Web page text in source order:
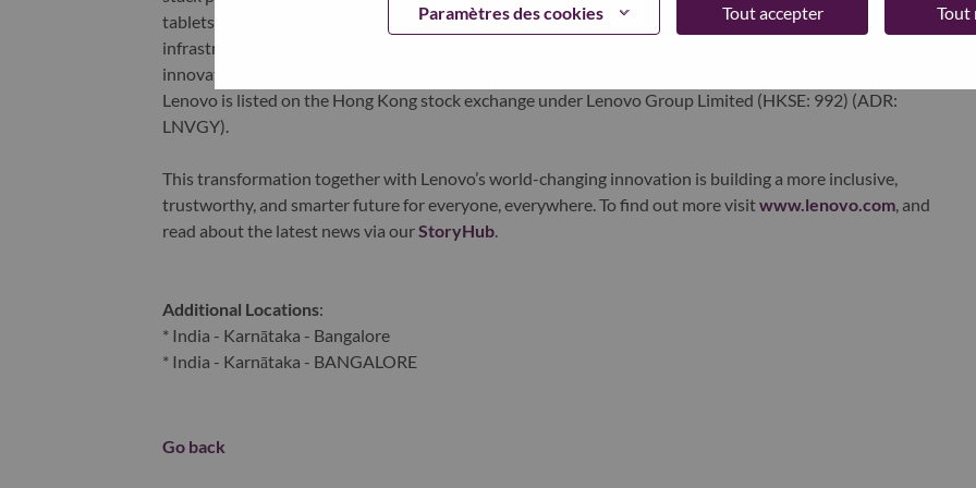
Paramètres des cookies Tout accepter Tout
tablets), infrastructure (server, storage, edge, high performance computing and software defined
infrastructure), software, solutions, and services. Lenovo’s continued investment in world-changing
innovation is building a more equitable, trustworthy, and smarter future for everyone, everywhere.
Lenovo is listed on the Hong Kong stock exchange under Lenovo Group Limited (HKSE: 992) (ADR:
LNVGY).
This transformation together with Lenovo’s world-changing innovation is building a more inclusive,
trustworthy, and smarter future for everyone, everywhere. To find out more visitwww.lenovo.com, and
read about the latest news via ourStoryHub.
Additional Locations:
* India - Karnātaka - Bangalore
* India - Karnātaka - BANGALORE
Go back